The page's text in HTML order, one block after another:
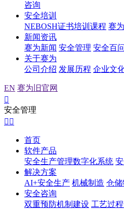
咨询
安全培训
NEBOSH证书培训课程 赛
新闻资讯
赛为新闻 安全管理 安全百问
关于赛为
公司介绍 发展历程 企业文
EN 赛为旧官网

安全管理
 
首页
软件产品
安全生产管理数字化系统
解决方案
AI+安全生产 机械制造 仓
安全咨询
双重预防机制建设 工艺过